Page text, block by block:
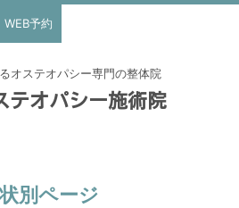
WEB予約
オステオパシー専門の整体院
テオパシー施術院
別ページ